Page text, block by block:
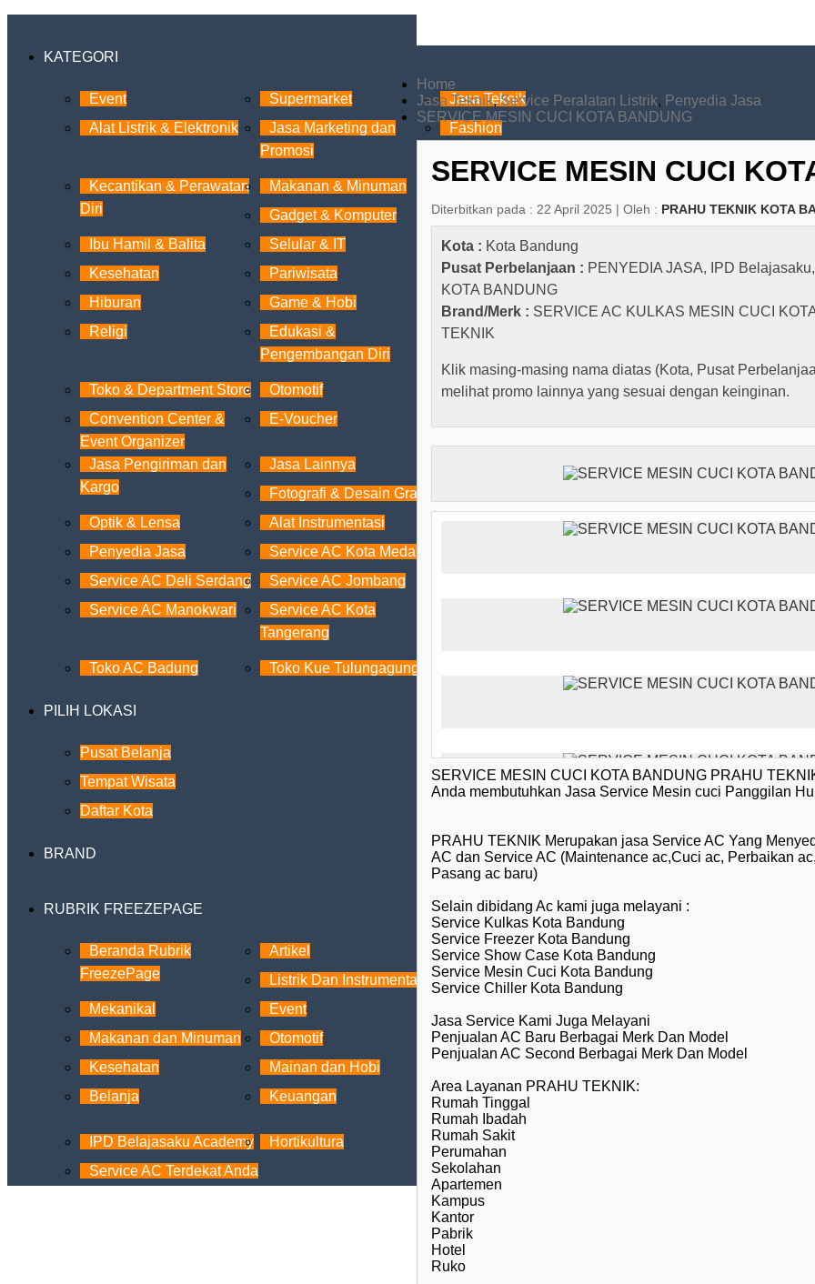
KATEGORI
Event Supermarket
Jasa Teknik
Alat Listrik & Elektronik
Jasa Marketing dan
Promosi
Fashion
Kecantikan & Perawatan
Diri
Makanan & Minuman
Rumah & Dapur
Gadget & Komputer
Dunia Anak-anak
Ibu Hamil & Balita
Selular & IT
Olahraga
Kesehatan
Pariwisata
Travel & Akomodasi
Hiburan
Game & Hobi
Buku & ATK
Religi
Edukasi &
Pengembangan Diri
Peralatan Kerja
Bank & Keuangan
Toko & Department Store
Otomotif
Properti
Convention Center &
Event Organizer
E-Voucher
Jasa Pengiriman dan
Kargo
Jasa Lainnya
Fotografi & Desain Grafis
Optik & Lensa
Alat Instrumentasi
Pemadam Kebakaran
Penyedia Jasa
Service AC Kota Medan
Service AC Deli Serdang
Service AC Jombang
Service AC Manokwari
Service AC Kota
Tangerang
Toko AC Denpasar
Toko AC Badung
Toko Kue Tulungagung
PILIH LOKASI
Pusat Belanja
Tempat Wisata
Daftar Kota
BRAND
RUBRIK FREEZEPAGE
Beranda Rubrik
FreezePage
Artikel
Ensiklopedia
Listrik Dan Instrumentasi
News
Mekanikal
Event
Makanan dan Minuman
Otomotif
Karir dan Pekerjaan
Kesehatan
Mainan dan Hobi
Belanja
Keuangan
Layanan Jasa Listrik, AC
dan Lainnya
IPD Belajasaku Academy
Hortikultura
Sedekah 365
Service AC Terdekat Anda
Home
Jasa Teknik,Service Peralatan Listrik, Penyedia Jasa
SERVICE MESIN CUCI KOTA BANDUNG
SERVICE MESIN CUCI
Diterbitkan pada : 22 April 2025 | Oleh : PRAHU TEKNIK KOTA
Kota : Kota Bandung
Pusat Perbelanjaan : PENYEDIA JASA, IPD Belajasaku,
KOTA BANDUNG
Brand/Merk : SERVICE AC KULKAS MESIN CUCI
TEKNIK
Klik masing-masing nama diatas (Kota, Pusat
melihat promo lainnya yang sesuai dengan keinginan.
SERVICE MESIN CUCI KOTA BANDUNG PRAHU
Anda membutuhkan Jasa Service Mesin cuci Panggilan
PRAHU TEKNIK Merupakan jasa Service AC Yang
AC dan Service AC (Maintenance ac,Cuci ac, Perbaikan
Pasang ac baru)
Selain dibidang Ac kami juga melayani :
Service Kulkas Kota Bandung
Service Freezer Kota Bandung
Service Show Case Kota Bandung
Service Mesin Cuci Kota Bandung
Service Chiller Kota Bandung
Jasa Service Kami Juga Melayani
Penjualan AC Baru Berbagai Merk Dan Model
Penjualan AC Second Berbagai Merk Dan Model
Area Layanan PRAHU TEKNIK:
Rumah Tinggal
Rumah Ibadah
Rumah Sakit
Perumahan
Sekolahan
Apartemen
Kampus
Kantor
Pabrik
Hotel
Ruko